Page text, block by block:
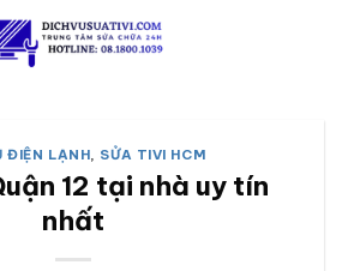
ĐIỆN LẠNH, SỬA TIVI HCM
12 tại nhà uy tín
nhất